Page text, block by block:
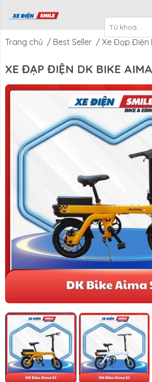
Xe Điện
Smile
CTKM Tháng
Trang chủ / Best Seller / Xe Đạp Điện
XE ĐẠP ĐIỆN DK BIKE